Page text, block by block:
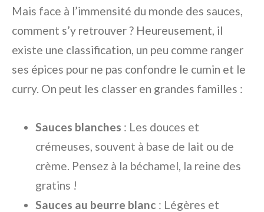
Mais face à l’immensité du monde des sauces,
comment s’y retrouver ? Heureusement, il
existe une classification, un peu comme ranger
ses épices pour ne pas confondre le cumin et le
curry. On peut les classer en grandes familles :
Sauces blanches : Les douces et
crémeuses, souvent à base de lait ou de
crème. Pensez à la béchamel, la reine des
gratins !
Sauces au beurre blanc : Légères et